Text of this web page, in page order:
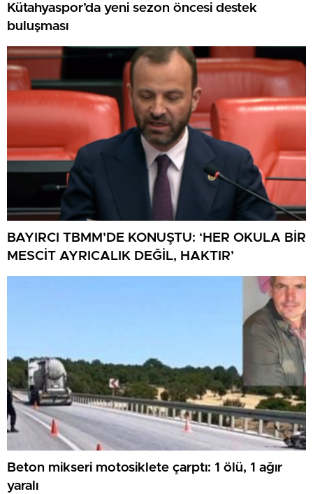
Kütahyaspor’da yeni sezon öncesi destek
buluşması
BAYIRCI TBMM’DE KONUŞTU: ‘HER OKULA BİR
MESCİT AYRICALIK DEĞİL, HAKTIR’
Beton mikseri motosiklete çarptı: 1 ölü, 1 ağır
yaralı